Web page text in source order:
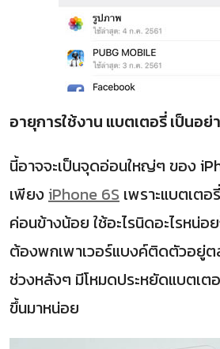
อายุการใช้งาน แบตเตอรี่ เป็นอย่
นี้อาจจะเป็นจุดอ่อนใหญ่ๆ ของ
เพียงiPhone 6S เพราะแบตเตอ
ค่อนข้างน้อย ใช้อะไรนิดอะไรหน่อ
ต้องพกเพาเวอร์แบงค์ติดตัวอยู่
ช่วงหลังๆ มีโหมดประหยัดแบตเต
ขึ้นมาหน่อย